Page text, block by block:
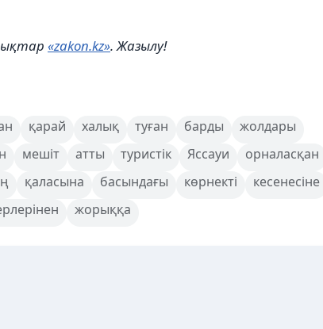
«zakon.kz». Жазылу!
қарай халық туған барды
жолдары
мешіт атты туристік Яссауи
орналасқан
қаласына басындағы көрнекті
кесенесіне
жорыққа